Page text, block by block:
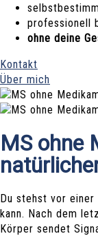
professionell
ohne deine
Kontakt
Über mich
MS ohne
Du stehst vor einer
kann. Nach dem
Körper sendet